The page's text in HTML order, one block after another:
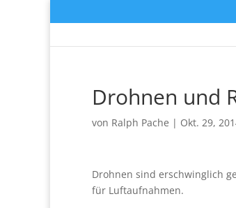
Drohnen und
von Ralph Pache | Okt. 29,
Drohnen sind erschwinglich
für Luftaufnahmen.